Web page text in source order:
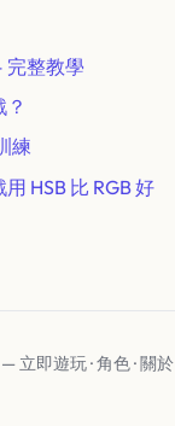
完整教學
練
HSB 比 RGB 好
— 立即遊玩·角色·關於